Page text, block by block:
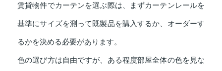
賃貸物件でカーテンを選ぶ際は、まずカーテンレールを
基準にサイズを測って既製品を購入するか、オーダーす
るかを決める必要があります。
色の選び方は自由ですが、ある程度部屋全体の色を見な